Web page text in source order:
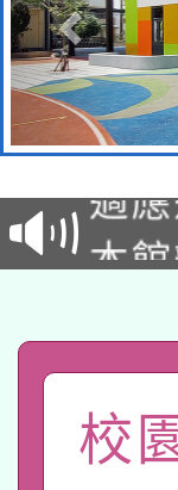
本
招
招)
本
礎
A3
「
校